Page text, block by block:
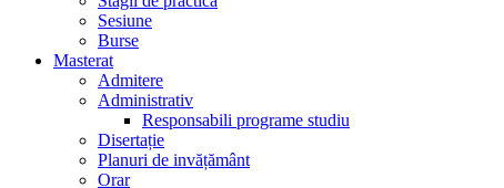
Sesiune
Burse
Masterat
Admitere
Administrativ
Responsabili programe studiu
Disertație
Planuri de invățământ
Orar